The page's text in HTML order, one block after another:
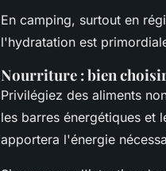
En camping, surtout en
l'hydratation est
Nourriture : bien
Privilégiez des aliments
les barres énergétiques et
apportera l'énergie